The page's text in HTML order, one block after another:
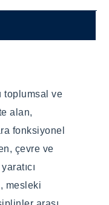
toplumsal ve
alan,
fonksiyonel
çevre ve
mesleki